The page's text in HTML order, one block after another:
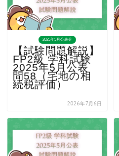
2025年5月公表分
【試験問題解説】
FP2級 学科試験
2025年5月公表
問58（宅地の相
続税評価）
2026年7月6日